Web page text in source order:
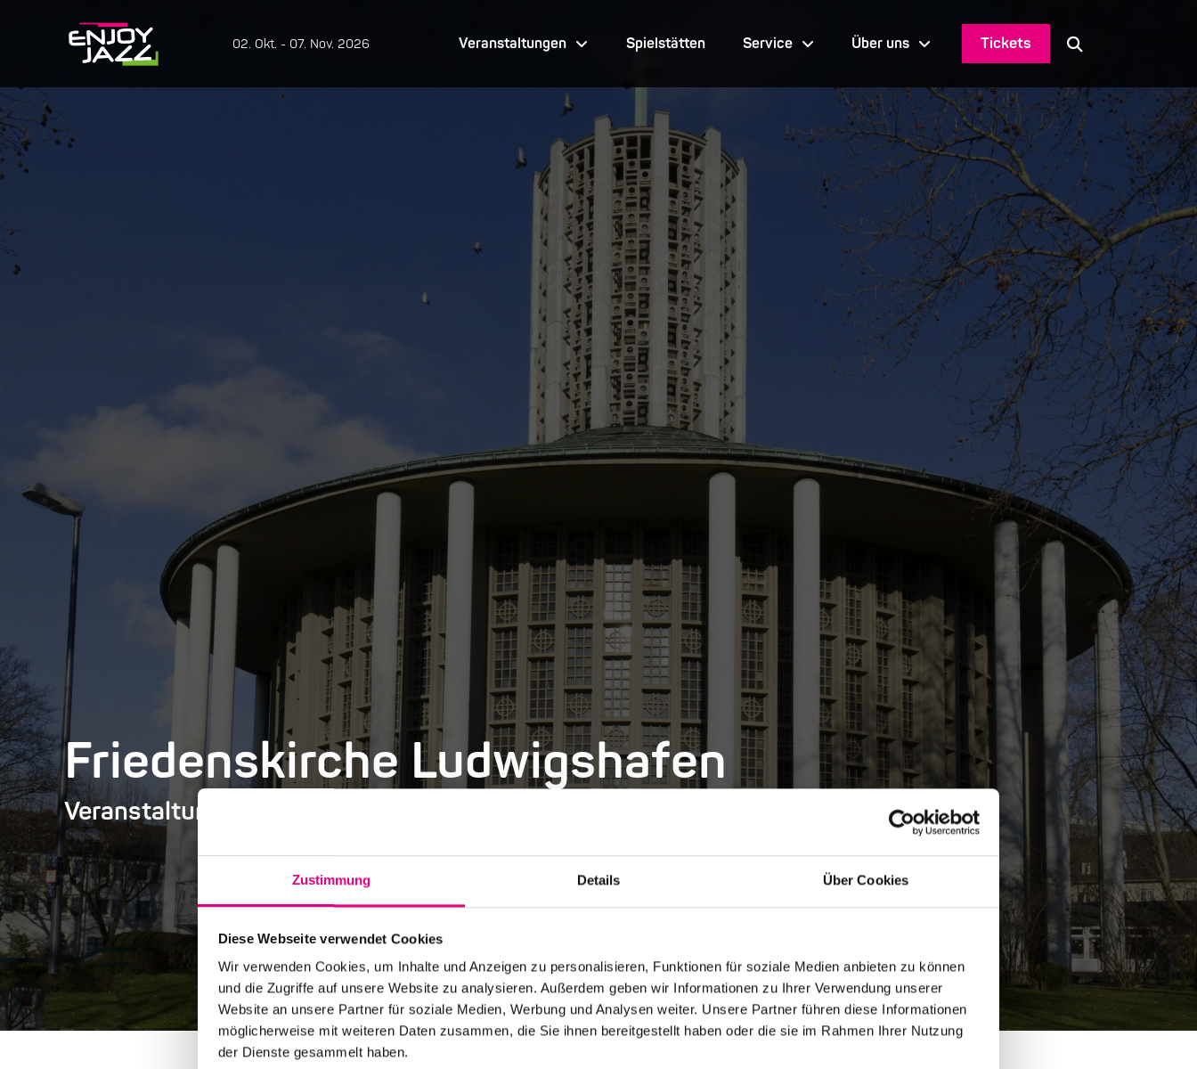
Zustimmung Details Über Cookies
Diese Webseite verwendet Cookies
Wir verwenden Cookies, um Inhalte und Anzeigen zu personalisieren, Funktionen für soziale Medien anbieten zu können
und die Zugriffe auf unsere Website zu analysieren. Außerdem geben wir Informationen zu Ihrer Verwendung unserer
Website an unsere Partner für soziale Medien, Werbung und Analysen weiter. Unsere Partner führen diese Informationen
möglicherweise mit weiteren Daten zusammen, die Sie ihnen bereitgestellt haben oder die sie im Rahmen Ihrer Nutzung
der Dienste gesammelt haben.
02. Okt. - 07. Nov. 2026 Veranstaltungen Spielstätten Service Über uns Tickets
Friedenskirche Ludwigshafen
Veranstaltungsort